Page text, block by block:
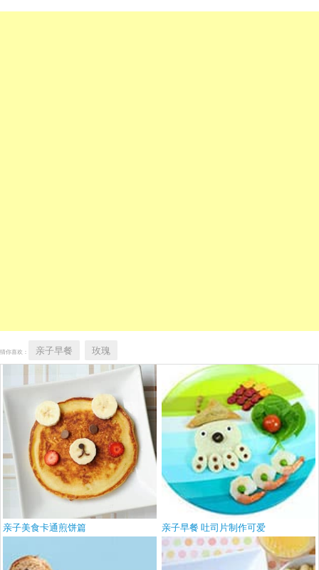
猜你喜欢： 亲子早餐 玫瑰
亲子美食卡通煎饼篇 亲子早餐 吐司片制作可爱